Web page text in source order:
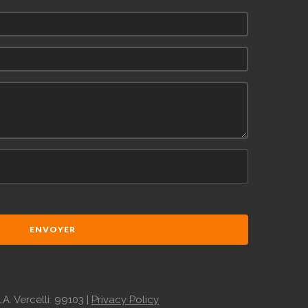
ENVOYER
Vercelli: 99103 | Privacy Policy